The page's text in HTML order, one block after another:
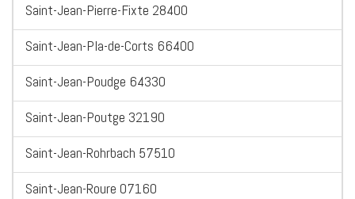
Saint-Jean-Pierre-Fixte 28400
Saint-Jean-Pla-de-Corts 66400
Saint-Jean-Poudge 64330
Saint-Jean-Poutge 32190
Saint-Jean-Rohrbach 57510
Saint-Jean-Roure 07160